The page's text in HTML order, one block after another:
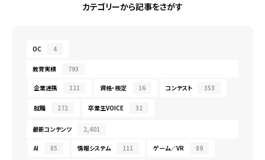
カテゴリーから記事をさがす
OC 4
教育実績 793
企業連携 121 資格・検定 16 コンテスト 353
就職 272 卒業生VOICE 32
最新コンテンツ 2,401
AI 85 情報システム 111 ゲーム／VR 89